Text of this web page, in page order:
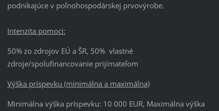
podnikajúce v poľnohospodárskej prvovýrobe.
Intenzita pomoci:
50% zo zdrojov EÚ a ŠR, 50% vlastné
zdroje/spolufinancovanie prijímateľom
Výška príspevku (minimálna a maximálna)
Minimálna výška príspevku: 10 000 EUR, Maximálna výška